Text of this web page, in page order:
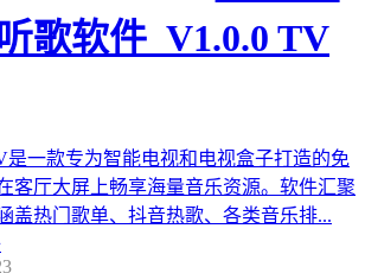
歌软件_V1.0.0 TV
是一款专为智能电视和电视盒子打造的免
客厅大屏上畅享海量音乐资源。软件汇聚
盖热门歌单、抖音热歌、各类音乐排...